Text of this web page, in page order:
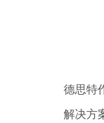
德思特
解决方